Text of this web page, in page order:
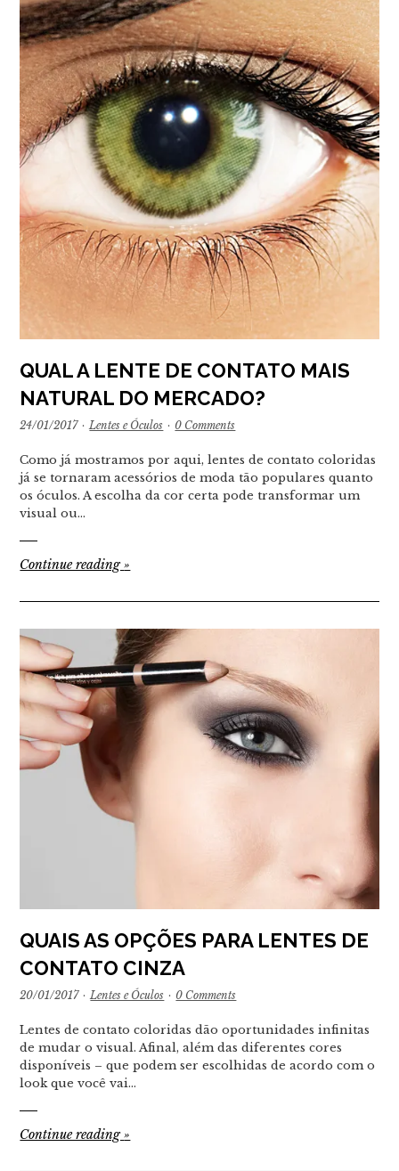
QUAL A LENTE DE CONTATO MAIS
NATURAL DO MERCADO?
24/01/2017 · Lentes e Óculos · 0 Comments
Como já mostramos por aqui, lentes de contato coloridas
já se tornaram acessórios de moda tão populares quanto
os óculos. A escolha da cor certa pode transformar um
visual ou…
Continue reading»
QUAIS AS OPÇÕES PARA LENTES DE
CONTATO CINZA
20/01/2017 · Lentes e Óculos · 0 Comments
Lentes de contato coloridas dão oportunidades infinitas
de mudar o visual. Afinal, além das diferentes cores
disponíveis – que podem ser escolhidas de acordo com o
look que você vai…
Continue reading»